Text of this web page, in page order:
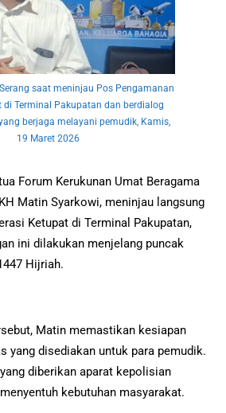
saat meninjau Pos Pengamanan
di Terminal Pakupatan dan berdialog
berjaga melayani pemudik, Kamis,
19 Maret 2026
Forum Kerukunan Umat Beragama
Matin Syarkowi, meninjau langsung
Ketupat di Terminal Pakupatan,
ini dilakukan menjelang puncak
Hijriah.
Matin memastikan kesiapan
yang disediakan untuk para pemudik.
diberikan aparat kepolisian
kebutuhan masyarakat.